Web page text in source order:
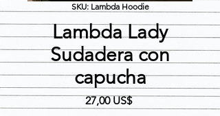
SKU: Lambda Hoodie
Lambda Lady
Sudadera con
capucha
27,00 US$Precio